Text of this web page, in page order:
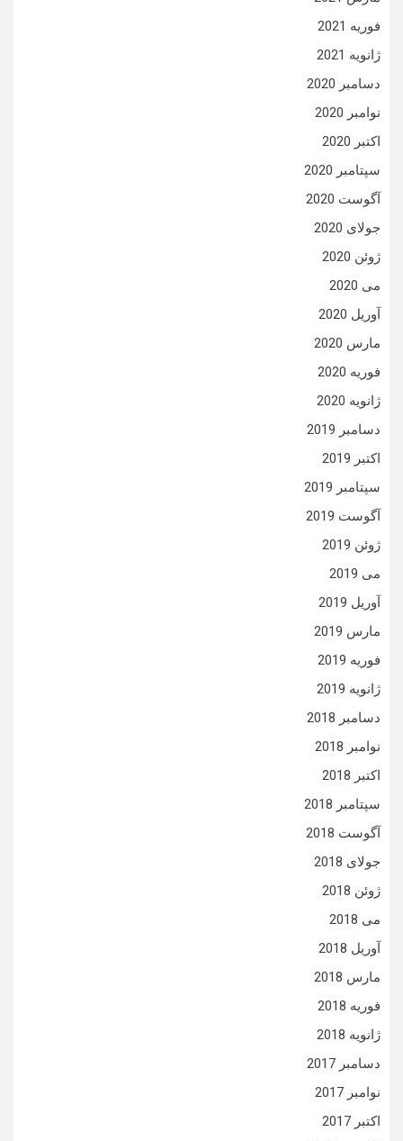
فوریه 2021
ژانویه 2021
دسامبر 2020
نوامبر 2020
اکتبر 2020
سپتامبر 2020
آگوست 2020
جولای 2020
ژوئن 2020
می 2020
آوریل 2020
مارس 2020
فوریه 2020
ژانویه 2020
دسامبر 2019
اکتبر 2019
سپتامبر 2019
آگوست 2019
ژوئن 2019
می 2019
آوریل 2019
مارس 2019
فوریه 2019
ژانویه 2019
دسامبر 2018
نوامبر 2018
اکتبر 2018
سپتامبر 2018
آگوست 2018
جولای 2018
ژوئن 2018
می 2018
آوریل 2018
مارس 2018
فوریه 2018
ژانویه 2018
دسامبر 2017
نوامبر 2017
اکتبر 2017